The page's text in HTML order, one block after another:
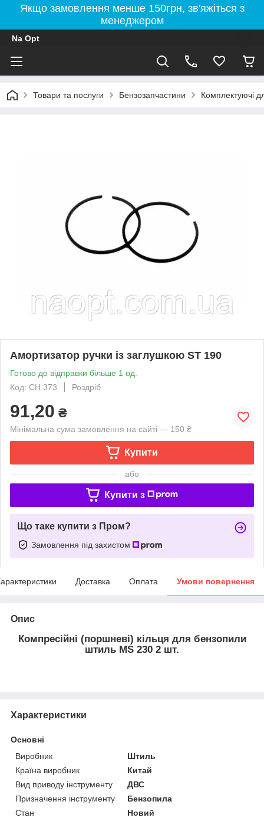
Якщо замовлення менше 150грн, зв'яжіться з
менеджером
Na Opt
Товари та послуги Бензозапчастини Комплектуючі
Амортизатор ручки із заглушкою ST 190
Готово до відправки більше 1 од.
Код: CH 373
Роздріб
91,20 ₴
Мінімальна сума замовлення на сайті — 150 ₴
Купити
або
Купити з
Що таке купити з Пром?
Замовлення під захистом
Доставка Оплата Умови повернення
Опис
Компресійні (поршневі) кільця для бензопили
штиль MS 230 2 шт.
Характеристики
Основні
Виробник
Штиль
Країна виробник
Китай
Вид приводу інструменту
ДВС
Призначення інструменту
Бензопила
Стан
Новий